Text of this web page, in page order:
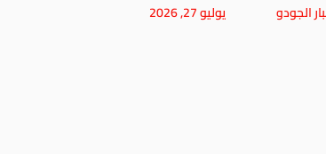
الجودو يوليو 27, 2026